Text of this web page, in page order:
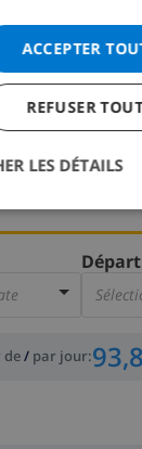
astérisque sont
vie privée.Vos
à des tiers.
Départ
/ par jour:
ACCEPTER
REFUSER
LES DÉTAILS